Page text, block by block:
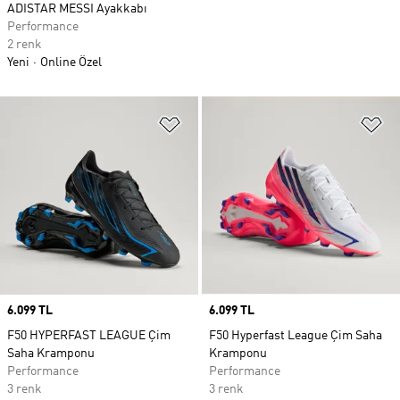
Price
6.099 TL
F50 HYPERFAST LEAGUE Çim
Saha Kramponu
Performance
3 renk
Price
6.099 TL
F50 Hyperfast League Çim Saha
Kramponu
Performance
3 renk
ADISTAR MESSI Ayakkabı
Performance
2 renk
Yeni
Online Özel